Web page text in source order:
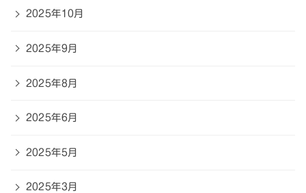
2025年10月
2025年9月
2025年8月
2025年6月
2025年5月
2025年3月